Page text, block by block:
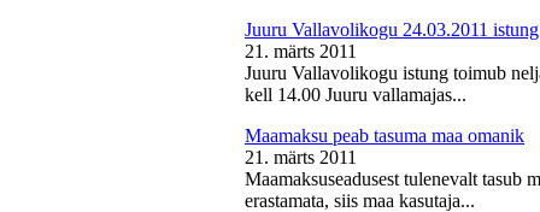
Juuru Vallavolikogu 24.03.2011 istung
21. märts 2011
Juuru Vallavolikogu istung toimub
kell 14.00 Juuru vallamajas...
Maamaksu peab tasuma maa omanik
21. märts 2011
Maamaksuseadusest tulenevalt tasub
erastamata, siis maa kasutaja...